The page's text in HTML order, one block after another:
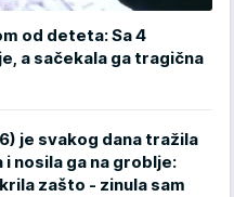
od deteta: Sa 4
a sačekala ga tragična
je svakog dana tražila
i nosila ga na groblje:
zašto - zinula sam